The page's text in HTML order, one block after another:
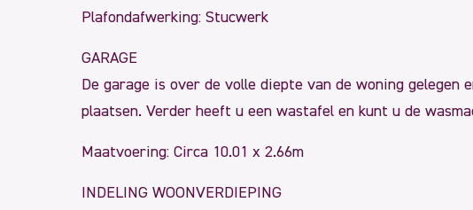
Plafondafwerking: Stucwerk
GARAGE
De garage is over de volle diepte van de woning
plaatsen. Verder heeft u een wastafel en kunt u de
Maatvoering: Circa 10.01 x 2.66m
INDELING WOONVERDIEPING